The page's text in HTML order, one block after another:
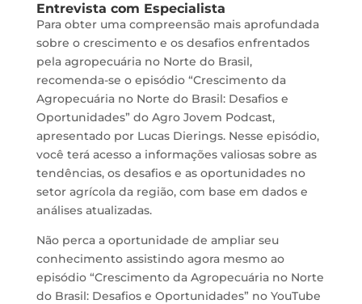
Entrevista com Especialista
Para obter uma compreensão mais aprofundada
sobre o crescimento e os desafios enfrentados
pela agropecuária no Norte do Brasil,
recomenda-se o episódio “Crescimento da
Agropecuária no Norte do Brasil: Desafios e
Oportunidades” do Agro Jovem Podcast,
apresentado por Lucas Dierings. Nesse episódio,
você terá acesso a informações valiosas sobre as
tendências, os desafios e as oportunidades no
setor agrícola da região, com base em dados e
análises atualizadas.
Não perca a oportunidade de ampliar seu
conhecimento assistindo agora mesmo ao
episódio “Crescimento da Agropecuária no Norte
do Brasil: Desafios e Oportunidades” no YouTube